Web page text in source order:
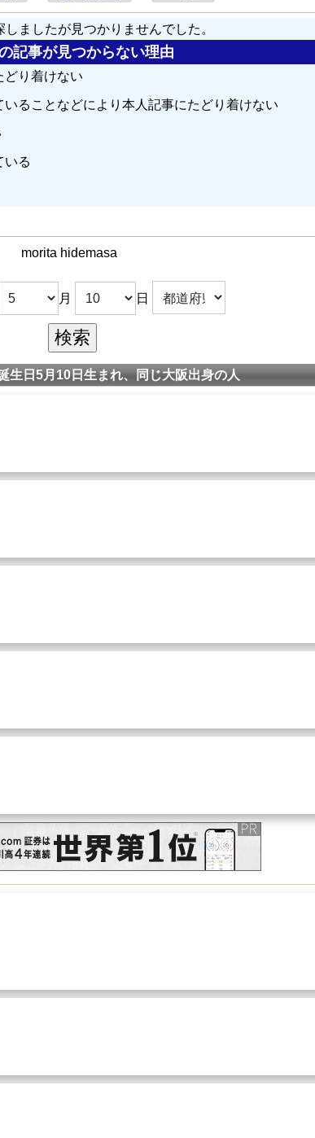
ましたが見つかりませんでした。
記事が見つからない理由
どり着けない
ることなどにより本人記事にたどり着けない
いる
morita hidemasa
月 日
生日5月10日生まれ、同じ大阪出身の人